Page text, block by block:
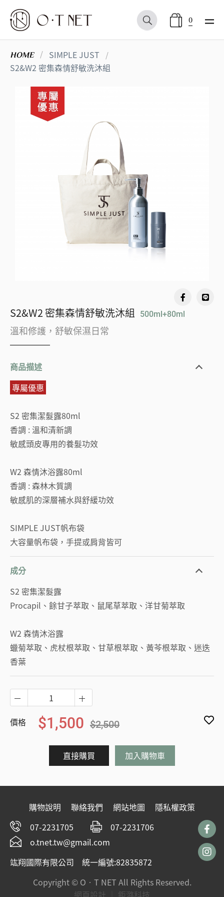
0
HOME
SIMPLE JUST
S2&W2 密集森情舒敏洗沐組
S2&W2 密集森情舒敏洗沐組 500ml+80ml
溫和修護，舒敏保濕日常
商品描述
專屬優惠
S2 密集潔髮露80ml
香調 : 溫和清新調
敏感頭皮專用的養髮功效
W2 森情沐浴露80ml
香調 : 森林木質調
敏感肌的深層補水與舒緩功效
SIMPLE JUST帆布袋
大容量帆布袋，手提或肩背皆可
成分
S2 密集潔髮露
Procapil、餘甘子萃取、鼠尾草萃取、洋甘菊萃取
W2 森情沐浴露
蠟菊萃取、虎杖根萃取、甘草根萃取、黃芩根萃取、迷迭
香葉
價格 $1,500 $2,500
直接購買 加入購物車
購物說明 聯絡我們 網站地圖
隱私權政策
07-2231705
07-2231706
o.tnet.tw@gmail.com
竑翔國際有限公司 統一編號:82835872
Copyright © O‧T NET All Rights Reserved.
網頁設計 ｜
鉅潞科技